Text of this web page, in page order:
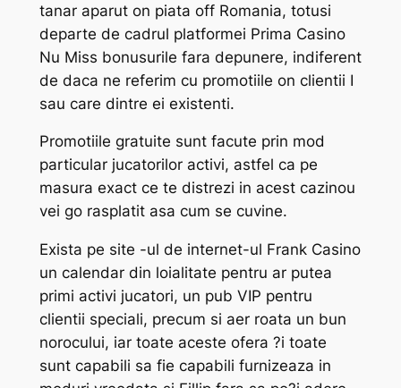
tanar aparut on piata off Romania, totusi
departe de cadrul platformei Prima Casino
Nu Miss bonusurile fara depunere, indiferent
de daca ne referim cu promotiile on clientii I
sau care dintre ei existenti.
Promotiile gratuite sunt facute prin mod
particular jucatorilor activi, astfel ca pe
masura exact ce te distrezi in acest cazinou
vei go rasplatit asa cum se cuvine.
Exista pe site -ul de internet-ul Frank Casino
un calendar din loialitate pentru ar putea
primi activi jucatori, un pub VIP pentru
clientii speciali, precum si aer roata un bun
norocului, iar toate aceste ofera ?i toate
sunt capabili sa fie capabili furnizeaza in